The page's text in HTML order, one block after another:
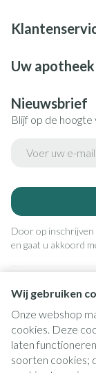
Wij gebruiken
Onze webshop
cookies. Deze
laten
soorten cookies;
Uw apotheek
Nieuwsbrief
Blijf op de
Door op
en gaat u akkoord